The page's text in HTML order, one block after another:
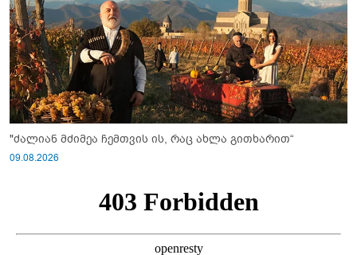
"ძალიან მძიმეა ჩემთვის ის, რაც ახლა გითხარით“
09.08.2026